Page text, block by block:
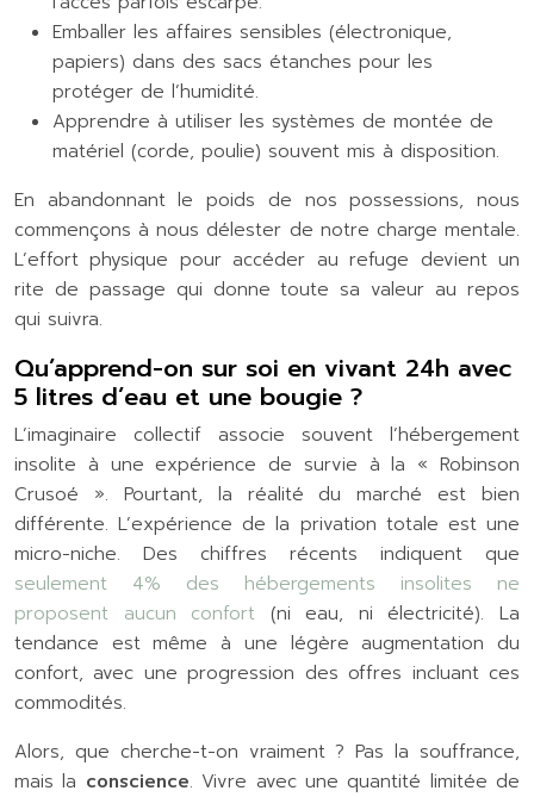
Emballer les affaires sensibles (électronique,
papiers) dans des sacs étanches pour les
protéger de l’humidité.
Apprendre à utiliser les systèmes de montée de
matériel (corde, poulie) souvent mis à disposition.
En abandonnant le poids de nos possessions, nous
commençons à nous délester de notre charge mentale.
L’effort physique pour accéder au refuge devient un
rite de passage qui donne toute sa valeur au repos
qui suivra.
Qu’apprend-on sur soi en vivant 24h avec
5 litres d’eau et une bougie ?
L’imaginaire collectif associe souvent l’hébergement
insolite à une expérience de survie à la « Robinson
Crusoé ». Pourtant, la réalité du marché est bien
différente. L’expérience de la privation totale est une
micro-niche. Des chiffres récents indiquent que
seulement 4% des hébergements insolites ne
proposent aucun confort (ni eau, ni électricité). La
tendance est même à une légère augmentation du
confort, avec une progression des offres incluant ces
commodités.
Alors, que cherche-t-on vraiment ? Pas la souffrance,
mais la conscience. Vivre avec une quantité limitée de